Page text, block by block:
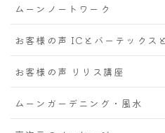
ムーンノートワーク
お客様の声 ICとバーテックス
お客様の声 リリス講座
ムーンガーデニング・風水